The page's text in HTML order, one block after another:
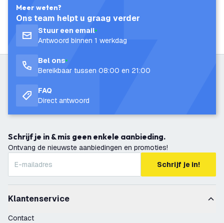
Meer weten?
Ons team helpt u graag verder
Stuur een email
Antwoord binnen 1 werkdag
Bel ons
Bereikbaar tussen 08:00 en 21:00
FAQ
Direct antwoord
Schrijf je in & mis geen enkele aanbieding.
Ontvang de nieuwste aanbiedingen en promoties!
Schrijf je in!
Klantenservice
Contact